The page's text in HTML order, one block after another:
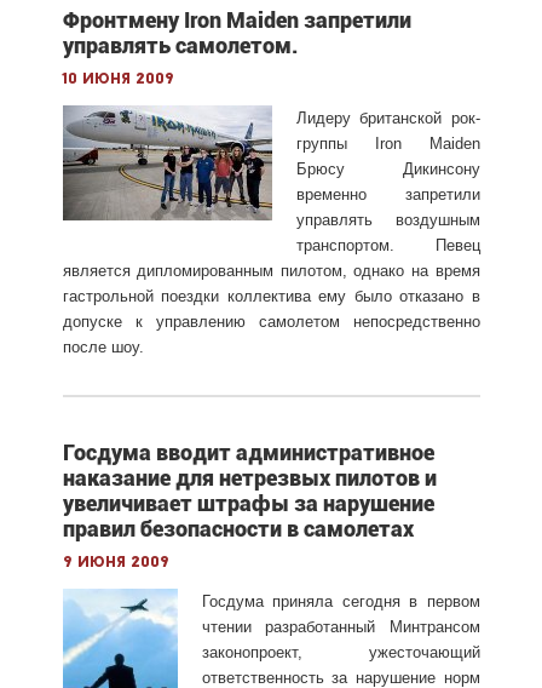
Фронтмену Iron Maiden запретили
управлять самолетом.
10 июня 2009
Лидеру британской рок-
группы Iron Maiden
Брюсу Дикинсону
временно запретили
управлять воздушным
транспортом. Певец
является дипломированным пилотом, однако на время
гастрольной поездки коллектива ему было отказано в
допуске к управлению самолетом непосредственно
после шоу.
Госдума вводит административное
наказание для нетрезвых пилотов и
увеличивает штрафы за нарушение
правил безопасности в самолетах
9 июня 2009
Госдума приняла сегодня в первом
чтении разработанный Минтрансом
законопроект, ужесточающий
ответственность за нарушение норм